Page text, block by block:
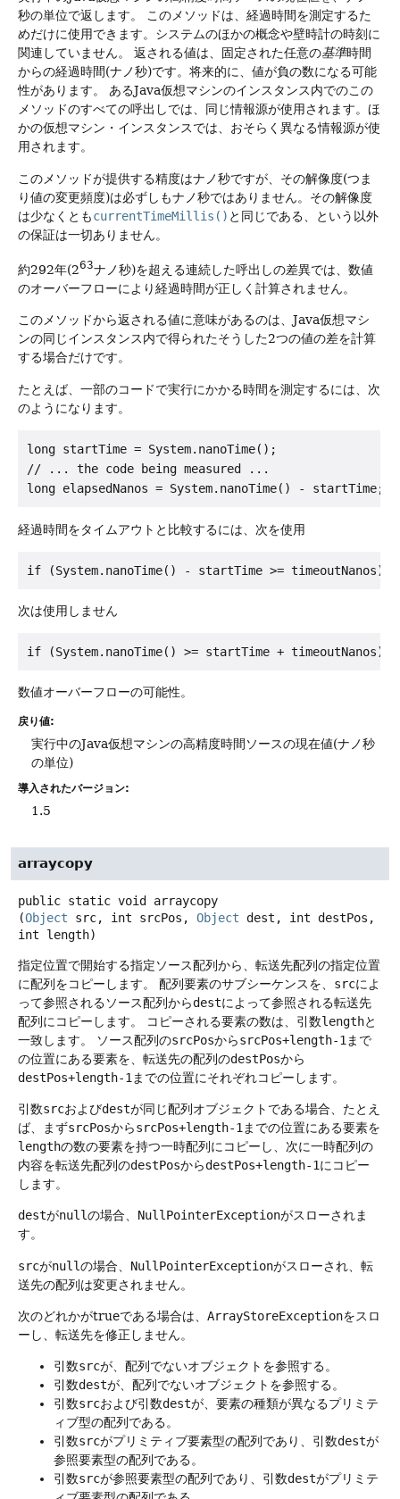
秒の単位で返します。
このメソッドは、経過時間を測定するた
めだけに使用できます。システムのほかの概念や壁時計の時刻に
関連していません。
返される値は、固定された任意の基準時間
からの経過時間(ナノ秒)です。将来的に、値が負の数になる可能
性があります。
あるJava仮想マシンのインスタンス内でのこの
メソッドのすべての呼出しでは、同じ情報源が使用されます。ほ
かの仮想マシン・インスタンスでは、おそらく異なる情報源が使
用されます。
このメソッドが提供する精度はナノ秒ですが、その解像度(つま
り値の変更頻度)は必ずしもナノ秒ではありません。その解像度
は少なくともcurrentTimeMillis() と同じである、という以外
の保証は一切ありません。
約292年(263ナノ秒)を超える連続した呼出しの差異では、数値
のオーバーフローにより経過時間が正しく計算されません。
このメソッドから返される値に意味があるのは、Java仮想マシ
ンの同じインスタンス内で得られたそうした2つの値の差を計算
する場合だけです。
たとえば、一部のコードで実行にかかる時間を測定するには、次
のようになります。
long startTime = System.nanoTime();
// ... the code being measured ...
long elapsedNanos = System.nanoTime() - startTime;
経過時間をタイムアウトと比較するには、次を使用
if (System.nanoTime() - startTime >= timeoutNanos)
次は使用しません
if (System.nanoTime() >= startTime + timeoutNanos)
数値オーバーフローの可能性。
戻り値:
実行中のJava仮想マシンの高精度時間ソースの現在値(ナノ秒
の単位)
導入されたバージョン:
1.5
arraycopy
public static void arraycopy
(Object src, int srcPos, Object dest, int destPos,
int length)
指定位置で開始する指定ソース配列から、転送先配列の指定位置
に配列をコピーします。
配列要素のサブシーケンスを、 srcによ
って参照されるソース配列からdestによって参照される転送先
配列にコピーします。
コピーされる要素の数は、引数lengthと
一致します。
ソース配列のsrcPosからsrcPos+length-1 まで
の位置にある要素を、転送先の配列のdestPosから
destPos+length-1 までの位置にそれぞれコピーします。
引数srcおよびdestが同じ配列オブジェクトである場合、たとえ
ば、まずsrcPosからsrcPos+length-1 までの位置にある要素を
lengthの数の要素を持つ一時配列にコピーし、次に一時配列の
内容を転送先配列のdestPosからdestPos+length-1にコピー
します。
destがnullの場合、 NullPointerExceptionがスローされま
す。
srcがnullの場合、 NullPointerExceptionがスローされ、転
送先の配列は変更されません。
次のどれかがtrueである場合は、 ArrayStoreExceptionをスロ
ーし、転送先を修正しません。
引数srcが、配列でないオブジェクトを参照する。
引数destが、配列でないオブジェクトを参照する。
引数srcおよび引数destが、要素の種類が異なるプリミテ
ィブ型の配列である。
引数srcがプリミティブ要素型の配列であり、引数destが
参照要素型の配列である。
引数srcが参照要素型の配列であり、引数destがプリミテ